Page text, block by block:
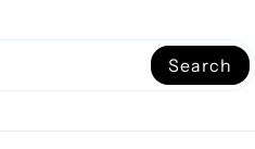
Search